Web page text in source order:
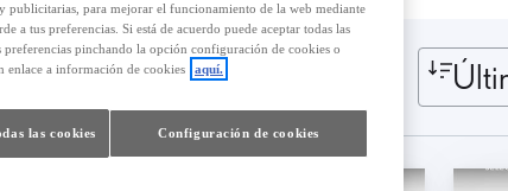
publicitarias, para mejorar el funcionamiento de la web mediante
a tus preferencias. Si está de acuerdo puede aceptar todas las
pinchando la opción configuración de cookies o
enlace a información de cookies
aquí.
Configuración de cookies
las cookies